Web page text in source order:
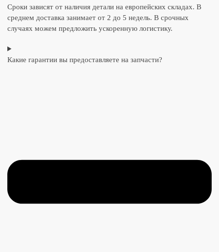
Сроки зависят от наличия детали на европейских складах. В
среднем доставка занимает от 2 до 5 недель. В срочных
случаях можем предложить ускоренную логистику.
Какие гарантии вы предоставляете на запчасти?